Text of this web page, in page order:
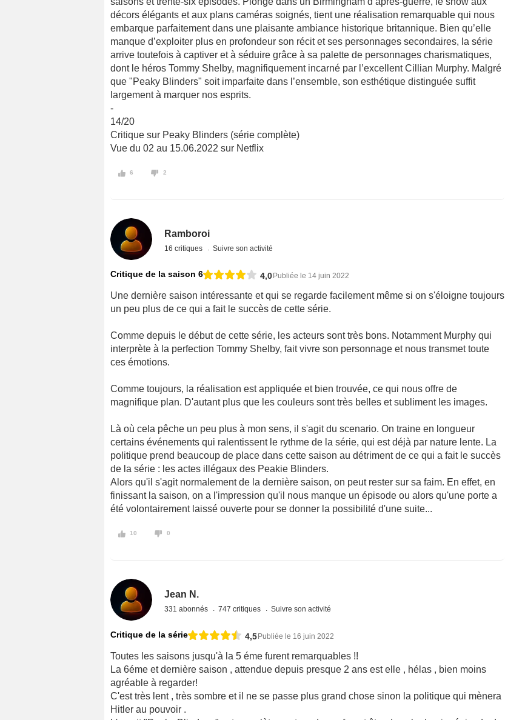
décors élégants et aux plans caméras soignés, tient une réalisation remarquable qui nous
embarque parfaitement dans une plaisante ambiance historique britannique. Bien qu’elle
manque d’exploiter plus en profondeur son récit et ses personnages secondaires, la série
arrive toutefois à captiver et à séduire grâce à sa palette de personnages charismatiques,
dont le héros Tommy Shelby, magnifiquement incarné par l’excellent Cillian Murphy. Malgré
que "Peaky Blinders" soit imparfaite dans l’ensemble, son esthétique distinguée suffit
largement à marquer nos esprits.
-
14/20
Critique sur Peaky Blinders (série complète)
Vue du 02 au 15.06.2022 sur Netflix
6 2
Ramboroi
16 critiques Suivre son activité
Critique de la saison 6 4,0Publiée le 14 juin 2022
Une dernière saison intéressante et qui se regarde facilement même si on s'éloigne toujours
un peu plus de ce qui a fait le succès de cette série.
Comme depuis le début de cette série, les acteurs sont très bons. Notamment Murphy qui
interprète à la perfection Tommy Shelby, fait vivre son personnage et nous transmet toute
ces émotions.
Comme toujours, la réalisation est appliquée et bien trouvée, ce qui nous offre de
magnifique plan. D'autant plus que les couleurs sont très belles et subliment les images.
Là où cela pêche un peu plus à mon sens, il s'agit du scenario. On traine en longueur
certains événements qui ralentissent le rythme de la série, qui est déjà par nature lente. La
politique prend beaucoup de place dans cette saison au détriment de ce qui a fait le succès
de la série : les actes illégaux des Peakie Blinders.
Alors qu'il s'agit normalement de la dernière saison, on peut rester sur sa faim. En effet, en
finissant la saison, on a l'impression qu'il nous manque un épisode ou alors qu'une porte a
été volontairement laissé ouverte pour se donner la possibilité d'une suite...
10 0
Jean N.
331 abonnés 747 critiques Suivre son activité
Critique de la série 4,5Publiée le 16 juin 2022
Toutes les saisons jusqu'à la 5 éme furent remarquables !!
La 6éme et dernière saison , attendue depuis presque 2 ans est elle , hélas , bien moins
agréable à regarder!
C'est très lent , très sombre et il ne se passe plus grand chose sinon la politique qui mènera
Hitler au pouvoir .